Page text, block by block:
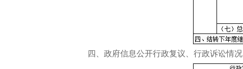
四、政府信息公开行政复议、行政诉讼情况